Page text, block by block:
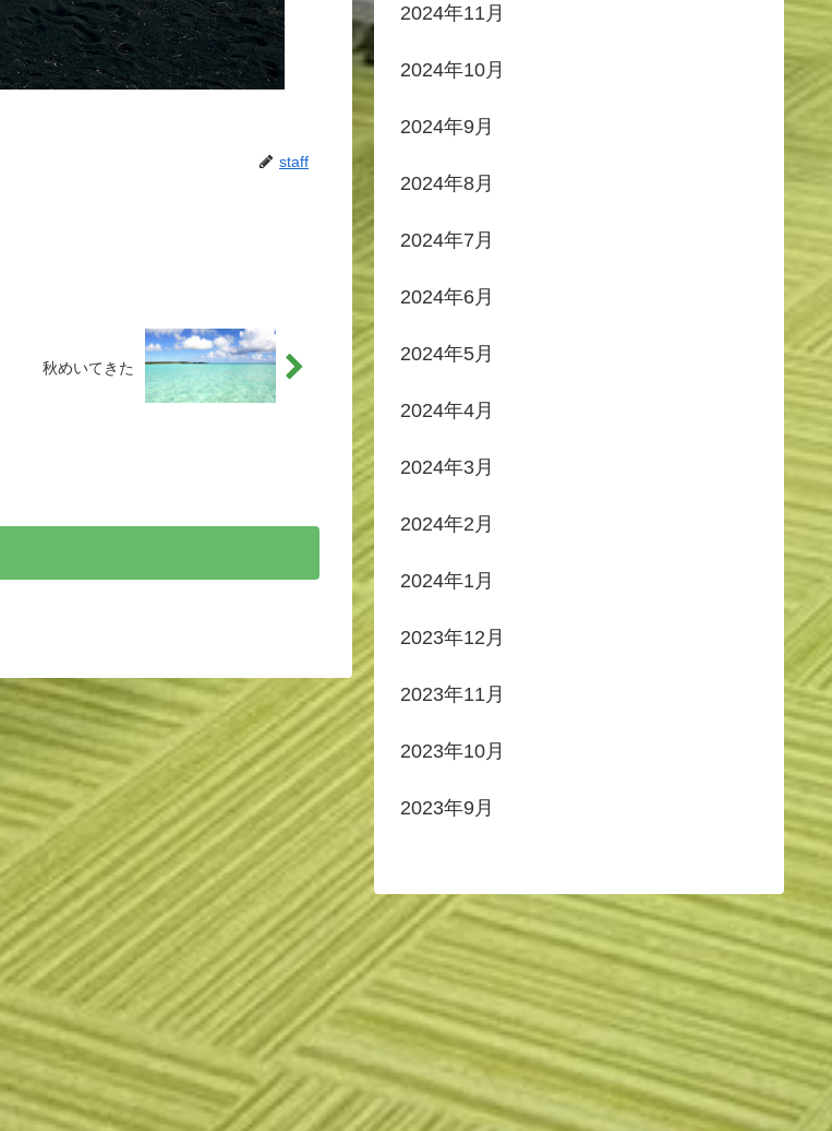
staff
秋めいてきた
2024年11月
2024年10月
2024年9月
2024年8月
2024年7月
2024年6月
2024年5月
2024年4月
2024年3月
2024年2月
2024年1月
2023年12月
2023年11月
2023年10月
2023年9月